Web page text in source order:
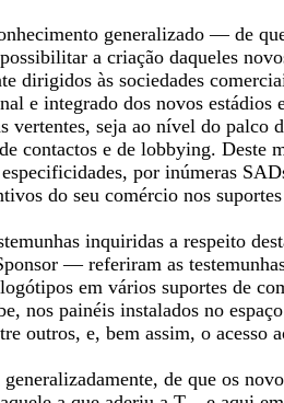
generalizado — de
a criação daqueles
dirigidos às sociedades
e integrado dos novos estádios
seja ao nível do palco
contactos e de lobbying. Deste
por inúmeras
do seu comércio nos
inquiridas a respeito
— referiram as
em vários suportes de
nos painéis instalados no
outros, e, bem assim, o acesso
de que os